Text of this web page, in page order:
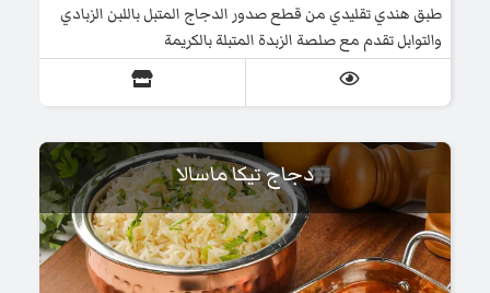
طبق هندي تقليدي من قطع صدور الدجاج المتبل باللبن الزبادي
والتوابل تقدم مع صلصة الزبدة المتبلة بالكريمة
دجاج تيكا ماسالا